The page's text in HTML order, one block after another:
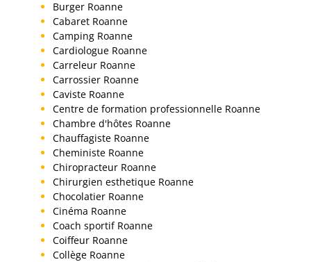
Burger Roanne
Cabaret Roanne
Camping Roanne
Cardiologue Roanne
Carreleur Roanne
Carrossier Roanne
Caviste Roanne
Centre de formation professionnelle Roanne
Chambre d'hôtes Roanne
Chauffagiste Roanne
Cheministe Roanne
Chiropracteur Roanne
Chirurgien esthetique Roanne
Chocolatier Roanne
Cinéma Roanne
Coach sportif Roanne
Coiffeur Roanne
Collège Roanne